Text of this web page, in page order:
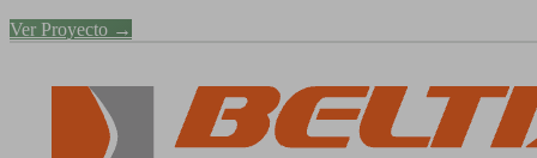
Ver Proyecto →